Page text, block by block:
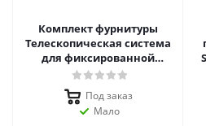
Комплект фурнитуры
Телескопическая система
для фиксированной
двери
Под заказ
Мало